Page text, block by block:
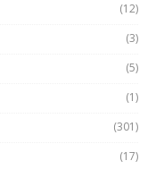
(12)
(3)
(5)
(1)
(301)
(17)